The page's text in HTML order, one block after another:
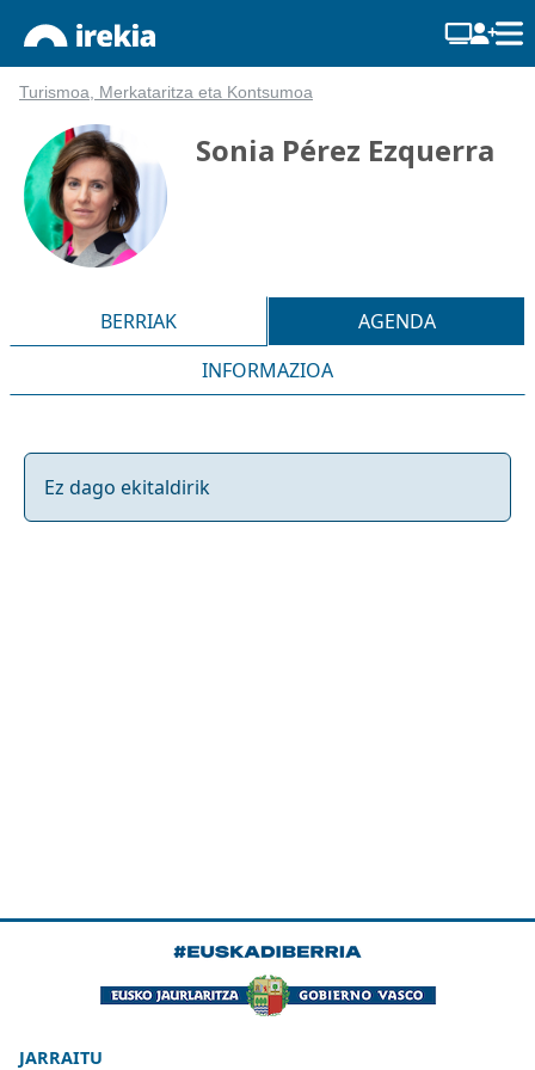
Turismoa, Merkataritza eta Kontsumoa
Sonia Pérez Ezquerra
BERRIAK
AGENDA
INFORMAZIOA
Ez dago ekitaldirik
JARRAITU